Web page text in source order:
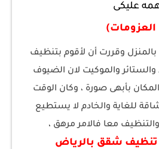
عليكى
وقررت أن لأقوم بتنظيف
والموكيت لان الضيوف
بأبهى صورة ، وكان الوقت
للغاية والخادم لا يستطيع
والتنظيف معا فالامر مرهق ،
تنظيف شقق بالرياض